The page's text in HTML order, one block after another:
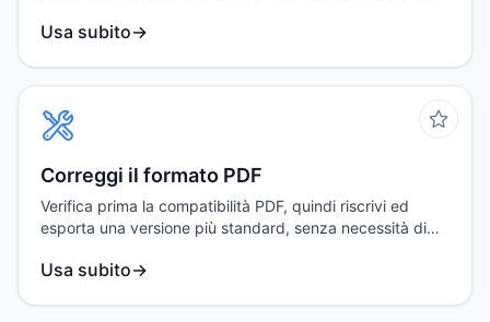
Usa subito→
Correggi il formato PDF
Verifica prima la compatibilità PDF, quindi riscrivi ed
esporta una versione più standard, senza necessità di
Usa subito→